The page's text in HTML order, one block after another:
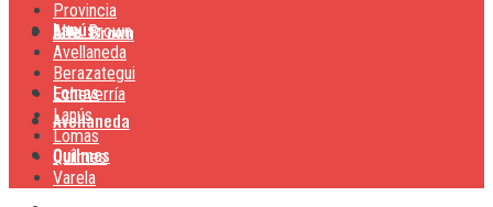
Lanús
Lomas
Quilmes
Alte. Brown
Avellaneda
Provincia
Alte. Brown
Avellaneda
Berazategui
Echeverría
Lanús
Lomas
Quilmes
Varela